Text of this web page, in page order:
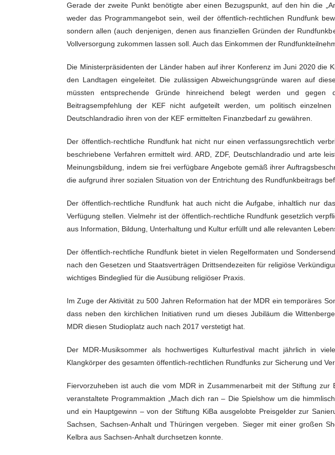
Gerade der zweite Punkt benötigte aber einen Bezugspunkt, auf den hin die
weder das Programmangebot sein, weil der öffentlich-rechtlichen Rundfunk
sondern allen (auch denjenigen, denen aus finanziellen Gründen der
Vollversorgung zukommen lassen soll. Auch das Einkommen der
Die Ministerpräsidenten der Länder haben auf ihrer Konferenz im Juni 2020 die
den Landtagen eingeleitet. Die zulässigen Abweichungsgründe waren auf
müssten entsprechende Gründe hinreichend belegt werden und
Beitragsempfehlung der KEF nicht aufgeteilt werden, um politisch
Deutschlandradio ihren von der KEF ermittelten Finanzbedarf zu gewähren.
Der öffentlich-rechtliche Rundfunk hat nicht nur einen verfassungsrechtlich
beschriebene Verfahren ermittelt wird. ARD, ZDF, Deutschlandradio und arte
Meinungsbildung, indem sie frei verfügbare Angebote gemäß ihrer
die aufgrund ihrer sozialen Situation von der Entrichtung des Rundfunkbeitrags
Der öffentlich-rechtliche Rundfunk hat auch nicht die Aufgabe, inhaltlich nur
Verfügung stellen. Vielmehr ist der öffentlich-rechtliche Rundfunk gesetzlich
aus Information, Bildung, Unterhaltung und Kultur erfüllt und alle relevanten
Der öffentlich-rechtliche Rundfunk bietet in vielen Regelformaten und
nach den Gesetzen und Staatsverträgen Drittsendezeiten für religiöse
wichtiges Bindeglied für die Ausübung religiöser Praxis.
Im Zuge der Aktivität zu 500 Jahren Reformation hat der MDR ein temporäres
dass neben den kirchlichen Initiativen rund um dieses Jubiläum die
MDR diesen Studioplatz auch nach 2017 verstetigt hat.
Der MDR-Musiksommer als hochwertiges Kulturfestival macht jährlich in
Klangkörper des gesamten öffentlich-rechtlichen Rundfunks zur Sicherung und
Fiervorzuheben ist auch die vom MDR in Zusammenarbeit mit der Stiftung
veranstaltete Programmaktion „Mach dich ran – Die Spielshow um die
und ein Hauptgewinn – von der Stiftung KiBa ausgelobte Preisgelder zur
Sachsen, Sachsen-Anhalt und Thüringen vergeben. Sieger mit einer großen
Kelbra aus Sachsen-Anhalt durchsetzen konnte.